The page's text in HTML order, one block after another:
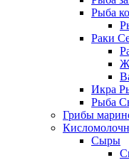
Рыба
Раки
Икра
Рыба
Грибы
Сыры